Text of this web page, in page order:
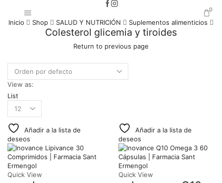
0
Inicio Shop SALUD Y NUTRICIÓN Suplementos alimenticios
Colesterol glicemia y tiroides
Return to previous page
View as:
List
per
page
Añadir a la lista de
deseos
Quick View
Añadir a la lista de
deseos
Quick View